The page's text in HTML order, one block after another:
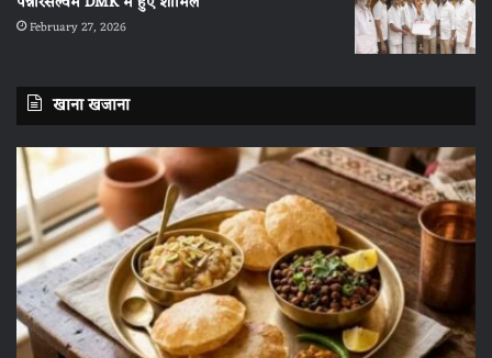
February 27, 2026
खाना खजाना